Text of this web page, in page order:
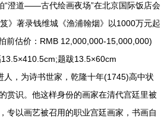
澄道——古代绘画夜场”在北京国际饭店会
》著录钱维城《渔浦翰烟》以1000万元起
前估价：RMB 12,000,000-15,000,000)
题跋13.5×60cm
，为诗书世家，乾隆十年(1745)高中状
赏识。他这样身份的画家在清代宫廷里被
专以画艺被召用的职业宫廷画家，书画自